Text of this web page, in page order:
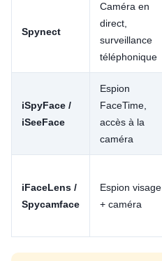
Spynect
Caméra en
direct,
surveillance
téléphonique
iSpyFace /
iSeeFace
Espion
FaceTime,
accès à la
caméra
iFaceLens /
Spycamface
Espion visage
+ caméra